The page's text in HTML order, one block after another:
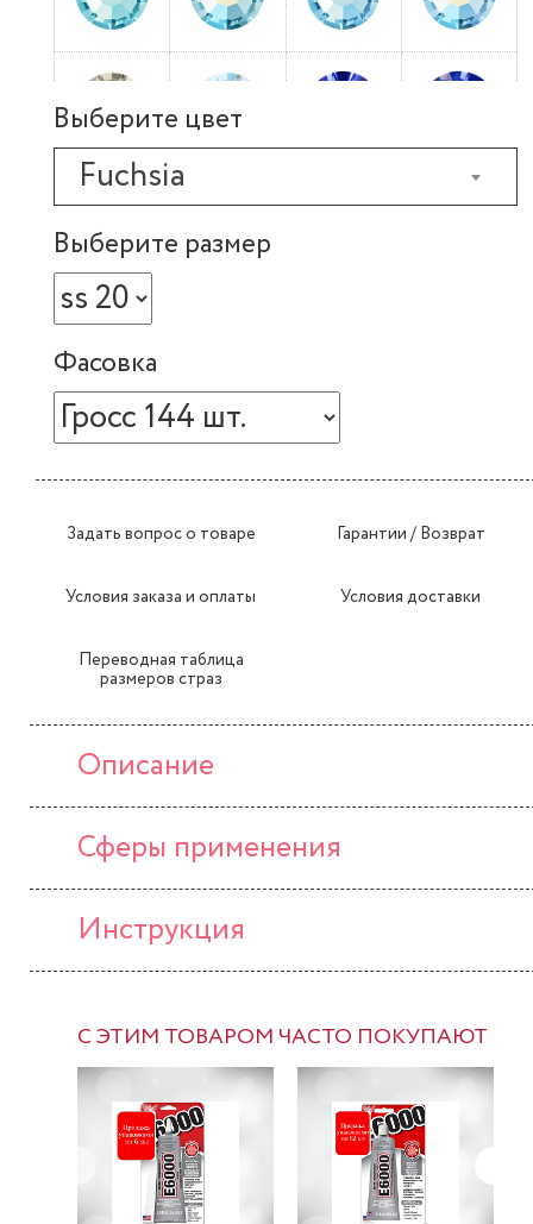
Выберите цвет
Fuchsia
Выберите размер
Фасовка
Задать вопрос о товаре Гарантии / Возврат
Условия заказа и оплаты Условия доставки
Переводная таблица
размеров страз
Описание
Сферы применения
Инструкция
С ЭТИМ ТОВАРОМ ЧАСТО ПОКУПАЮТ